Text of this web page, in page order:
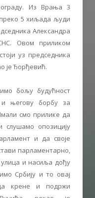
Из Врања 3
5 хиљада људи
Александра
Овом приликом
уз председника
је Ђорђевић.
бољу будућност
и његову борбу за
смо прилике да
слушамо опозицију
и да своје
парламентарно,
и насиља дођу
Србију и то овај
крене и подржи